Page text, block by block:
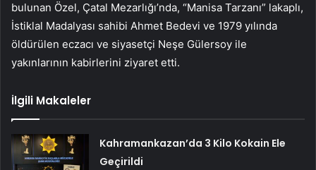
bulunan Özel, Çatal Mezarlığı’nda, “Manisa Tarzanı” lakaplı,
İstiklal Madalyası sahibi Ahmet Bedevi ve 1979 yılında
öldürülen eczacı ve siyasetçi Neşe Gülersoy ile
yakınlarının kabirlerini ziyaret etti.
İlgili Makaleler
Kahramankazan’da 3 Kilo Kokain Ele
Geçirildi